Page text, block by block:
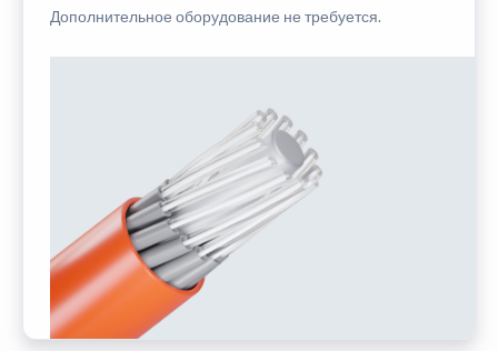
Дополнительное оборудование не требуется.